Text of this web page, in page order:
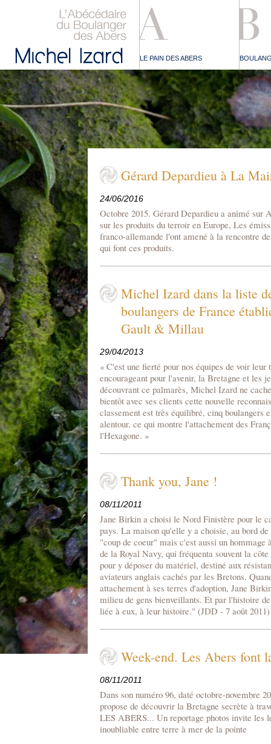
LE PAIN DES ABERS
Gérard Depardieu à La
24/06/2016
Octobre 2015. Gérard Depardieu a animé sur
sur les produits du terroir en Europe, Les
franco-allemande l'ont amené à la rencontre
qui font ces produits.
Michel Izard dans la liste
boulangers de France
Gault & Millau
29/04/2013
« C'est une fierté pour nos équipes de voir
encourageant pour l'avenir, la Bretagne et les
découvrant ce palmarès, Michel Izard ne
bientôt avec ses clients cette nouvelle
classement est très équilibré, cinq boulangers
alentour, ce qui montre l'attachement des
l'Hexagone. »
Thank you, Jane !
08/11/2011
Jane Birkin a choisi le Nord Finistère pour le
pays. La maison qu'elle y a choisie, au bord
"coup de coeur" mais c'est aussi un hommage
de la Royal Navy, qui fréquenta souvent la
pour y déposer du matériel, destiné aux
aviateurs anglais cachés par les Bretons.
attachement à ses terres d'adoption, Jane
milieu de gens bienveillants. Et par l'histoire
liée à eux, à leur histoire." (JDD - 7 août 2011)
Week-end. Les Abers font
08/11/2011
Dans son numéro 96, daté octobre-novembre
propose de découvrir la Bretagne secrète à
LES ABERS... Un reportage photos invite les
inoubliable entre terre à mer de la pointe